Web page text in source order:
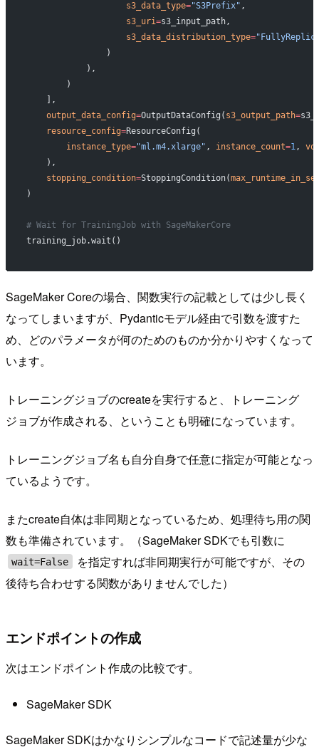
                    s3_data_type
="S3Prefix" ,
                    s3_uri
=s3_input_path,
                    s3_data_distribution_type
=
                )
            ),
        )
    ],
    output_data_config
=OutputDataConfig( s3_output_path=
    resource_config
=ResourceConfig(
        instance_type
="ml.m4.xlarge" , instance_count=1,
    ),
    stopping_condition
=StoppingCondition(
)
# Wait for TrainingJob with SageMakerCore
training_job.wait()
SageMaker Coreの場合、関数実行の記載としては少し長く
なってしまいますが、Pydanticモデル経由で引数を渡すた
め、どのパラメータが何のためのものか分かりやすくなって
います。
トレーニングジョブのcreateを実行すると、トレーニング
ジョブが作成される、ということも明確になっています。
トレーニングジョブ名も自分自身で任意に指定が可能となっ
ているようです。
またcreate自体は非同期となっているため、処理待ち用の関
数も準備されています。（SageMaker SDKでも引数に
wait=False
を指定すれば非同期実行が可能ですが、その
後待ち合わせする関数がありませんでした）
エンドポイントの作成
次はエンドポイント作成の比較です。
SageMaker SDK
SageMaker SDKはかなりシンプルなコードで記述量が少な